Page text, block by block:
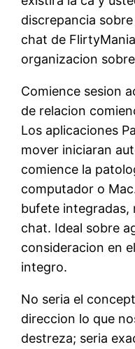
discrepancia
chat de
organizacion
Comience sesion
de relacion
Los aplicaciones
mover iniciaran
comience la
computador o
bufete integradas,
chat. Ideal sobre
consideracion en
integro.
No seri­a el
direccion lo que
destreza; seri­a